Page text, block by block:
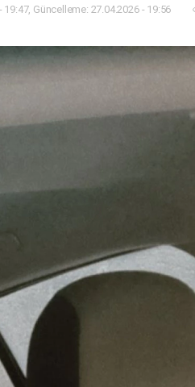
Güncelleme: 27.04.2026 - 19:56